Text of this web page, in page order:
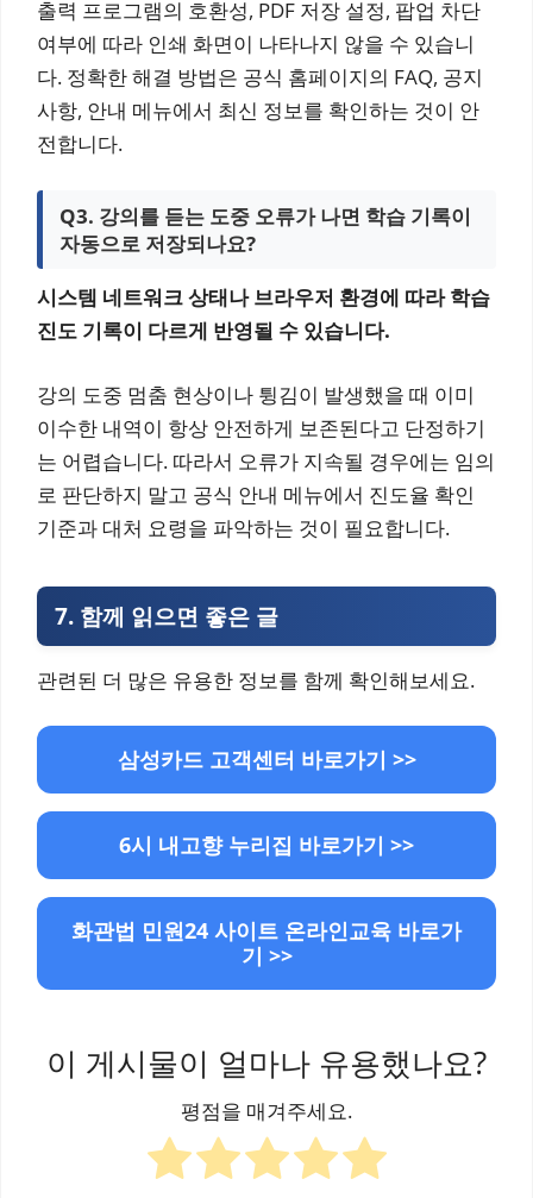
출력 프로그램의 호환성, PDF 저장 설정, 팝업 차단
여부에 따라 인쇄 화면이 나타나지 않을 수 있습니
다. 정확한 해결 방법은 공식 홈페이지의 FAQ, 공지
사항, 안내 메뉴에서 최신 정보를 확인하는 것이 안
전합니다.
Q3. 강의를 듣는 도중 오류가 나면 학습 기록이
자동으로 저장되나요?
시스템 네트워크 상태나 브라우저 환경에 따라 학습
진도 기록이 다르게 반영될 수 있습니다.
강의 도중 멈춤 현상이나 튕김이 발생했을 때 이미
이수한 내역이 항상 안전하게 보존된다고 단정하기
는 어렵습니다. 따라서 오류가 지속될 경우에는 임의
로 판단하지 말고 공식 안내 메뉴에서 진도율 확인
기준과 대처 요령을 파악하는 것이 필요합니다.
7. 함께 읽으면 좋은 글
관련된 더 많은 유용한 정보를 함께 확인해보세요.
삼성카드 고객센터 바로가기 >>
6시 내고향 누리집 바로가기 >>
화관법 민원24 사이트 온라인교육 바로가
기 >>
이 게시물이 얼마나 유용했나요?
평점을 매겨주세요.